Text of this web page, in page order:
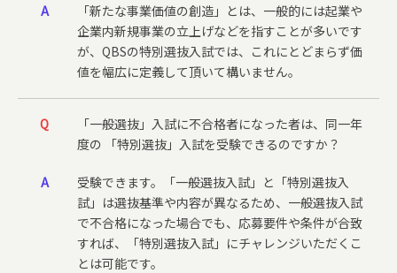
A
「新たな事業価値の創造」とは、一般的には起業や
企業内新規事業の立上げなどを指すことが多いです
が、QBSの特別選抜入試では、これにとどまらず価
値を幅広に定義して頂いて構いません。
Q
「一般選抜」入試に不合格者になった者は、同一年
度の 「特別選抜」入試を受験できるのですか？
A
受験できます。「一般選抜入試」と「特別選抜入
試」は選抜基準や内容が異なるため、一般選抜入試
で不合格になった場合でも、応募要件や条件が合致
すれば、「特別選抜入試」にチャレンジいただくこ
とは可能です。